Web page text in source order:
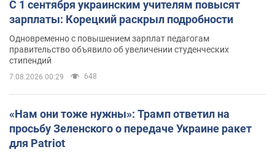
С 1 сентября украинским учителям повысят
зарплаты: Корецкий раскрыл подробности
Одновременно с повышением зарплат педагогам
правительство объявило об увеличении студенческих
стипендий
7.08.2026 00:29 648
«Нам они тоже нужны»: Трамп ответил на
просьбу Зеленского о передаче Украине ракет
для Patriot